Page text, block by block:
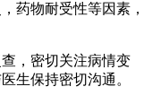
药物耐受性等因素，
，密切关注病情变
生保持密切沟通。